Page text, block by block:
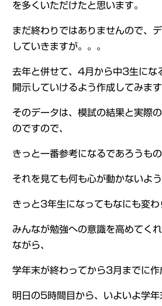
を多くいただけたと思います。
まだ終わりではありませんので、
していきますが。。。
去年と併せて、4月から中3生にな
開示していけるよう作成してみます
そのデータは、模試の結果と実際
のですので、
きっと一番参考になるであろうもの
それを見ても何も心が動かないよう
きっと3年生になってもなにも変わ
みんなが勉強への意識を高めてく
ながら、
学年末が終わってから3月までに作
明日の5時間目から、いよいよ学